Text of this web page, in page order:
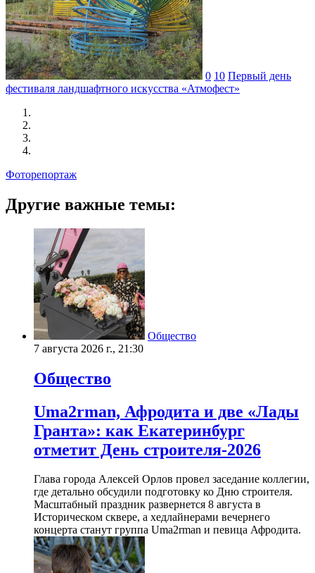
0 10 Первый день
фестиваля ландшафтного искусства «Атмофест»
Фоторепортаж
Другие важные темы:
Общество
7 августа 2026 г., 21:30
Общество
Uma2rman, Афродита и две «Лады
Гранта»: как Екатеринбург
отметит День строителя-2026
Глава города Алексей Орлов провел заседание коллегии,
где детально обсудили подготовку ко Дню строителя.
Масштабный праздник развернется 8 августа в
Историческом сквере, а хедлайнерами вечернего
концерта станут группа Uma2rman и певица Афродита.